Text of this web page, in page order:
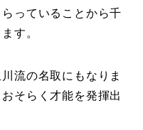
っていることから千
す。
流の名取にもなりま
そらく才能を発揮出